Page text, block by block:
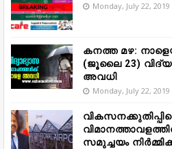
Monday, July 22, 2019
കനത്ത മഴ:
(ജൂലൈ 23)
അവധി
Monday, July 22, 2019
സമുച്ചയം